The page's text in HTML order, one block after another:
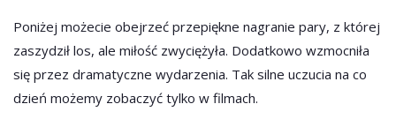
Poniżej możecie obejrzeć przepiękne nagranie pary, z której
zaszydził los, ale miłość zwyciężyła. Dodatkowo wzmocniła
się przez dramatyczne wydarzenia. Tak silne uczucia na co
dzień możemy zobaczyć tylko w filmach.